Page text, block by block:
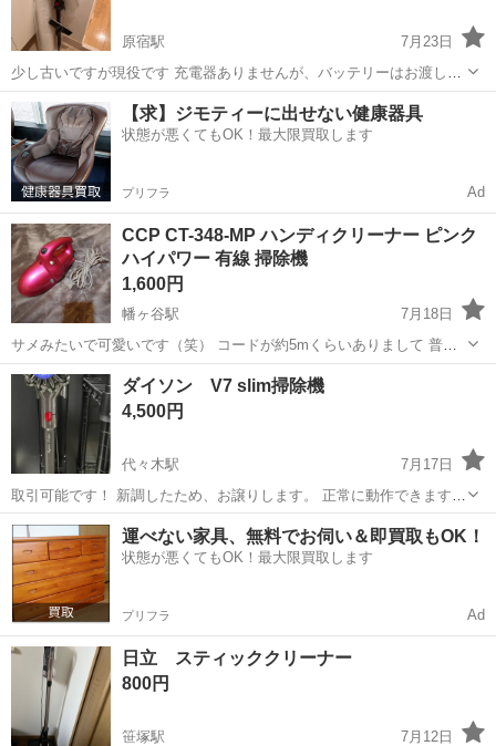
原宿駅
7月23日
少し古いですが現役です 充電器ありませんが、バッテリーはお渡しし
ます東京 渋谷区 原宿駅 現役
【求】ジモティーに出せない健康器具
状態が悪くてもOK！最大限買取します
プリフラ Ad
CCP CT-348-MP ハンディクリーナー ピンク
ハイパワー 有線 掃除機
1,600円
幡ヶ谷駅
7月18日
サメみたいで可愛いです（笑） コードが約5mくらいありまして 普通
ではないくらい長いので、めちゃくちゃ便利でした。 コンセントが多
い場所や、車の車内などに便利です。 ハイパワーでこの大きさと思え
ないほど吸引力がとても高...
東京 渋谷区 幡ヶ谷駅 生活家電
ダイソン V7 slim掃除機
4,500円
代々木駅
7月17日
取引可能です！ 新調したため、お譲りします。 正常に動作できます。
スタンド、充電器、ノズル2つ 平日9:00-18:00に引き受けできる方のみ
お願いします。
東京 渋谷区 代々木駅 生活家電
運べない家具、無料でお伺い＆即買取もOK！
状態が悪くてもOK！最大限買取します
プリフラ Ad
日立 スティッククリーナー
800円
笹塚駅 7月12日